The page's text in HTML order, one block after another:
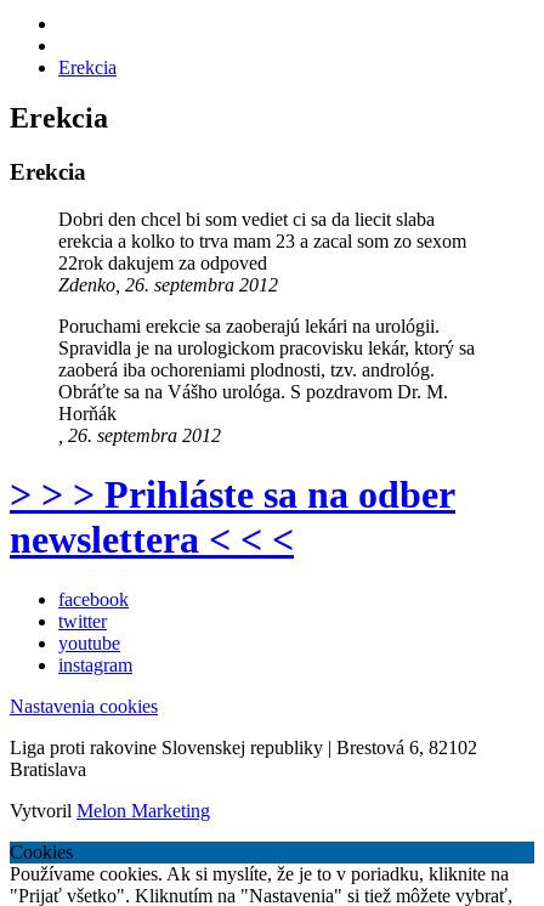
Erekcia
Erekcia
Erekcia
Dobri den chcel bi som vediet ci sa da liecit slaba
erekcia a kolko to trva mam 23 a zacal som zo sexom
22rok dakujem za odpoved
Zdenko, 26. septembra 2012
Poruchami erekcie sa zaoberajú lekári na urológii.
Spravidla je na urologickom pracovisku lekár, ktorý sa
zaoberá iba ochoreniami plodnosti, tzv. andrológ.
Obráťte sa na Vášho urológa. S pozdravom Dr. M.
Horňák
, 26. septembra 2012
> > > Prihláste sa na odber
newslettera < < <
facebook
twitter
youtube
instagram
Nastavenia cookies
Liga proti rakovine Slovenskej republiky | Brestová 6, 82102
Bratislava
Vytvoril Melon Marketing
Cookies
Používame cookies. Ak si myslíte, že je to v poriadku, kliknite na
"Prijať všetko". Kliknutím na "Nastavenia" si tiež môžete vybrať,